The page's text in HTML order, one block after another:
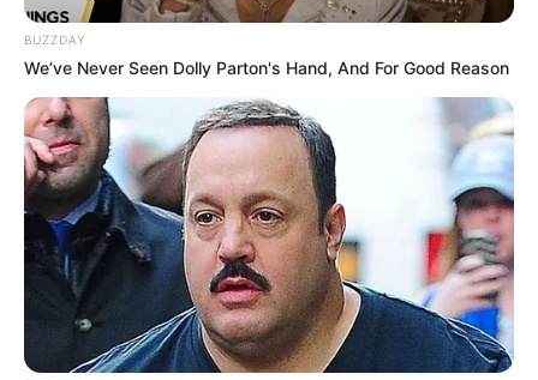
BUZZDAY
We’ve Never Seen Dolly Parton's Hand, And For Good Reason